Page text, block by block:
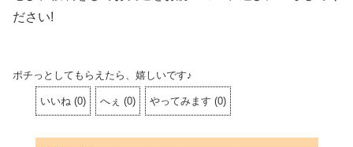
ださい!
ポチっとしてもらえたら、嬉しいです♪
いいね (0) へぇ (0) やってみます (0)